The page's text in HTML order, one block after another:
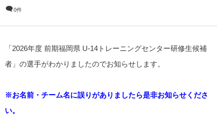
0件
「2026年度 前期福岡県 U-14トレーニングセンター研修生候補
者」の選手がわかりましたのでお知らせします。
※お名前・チーム名に誤りがありましたら是非お知らせくださ
い。